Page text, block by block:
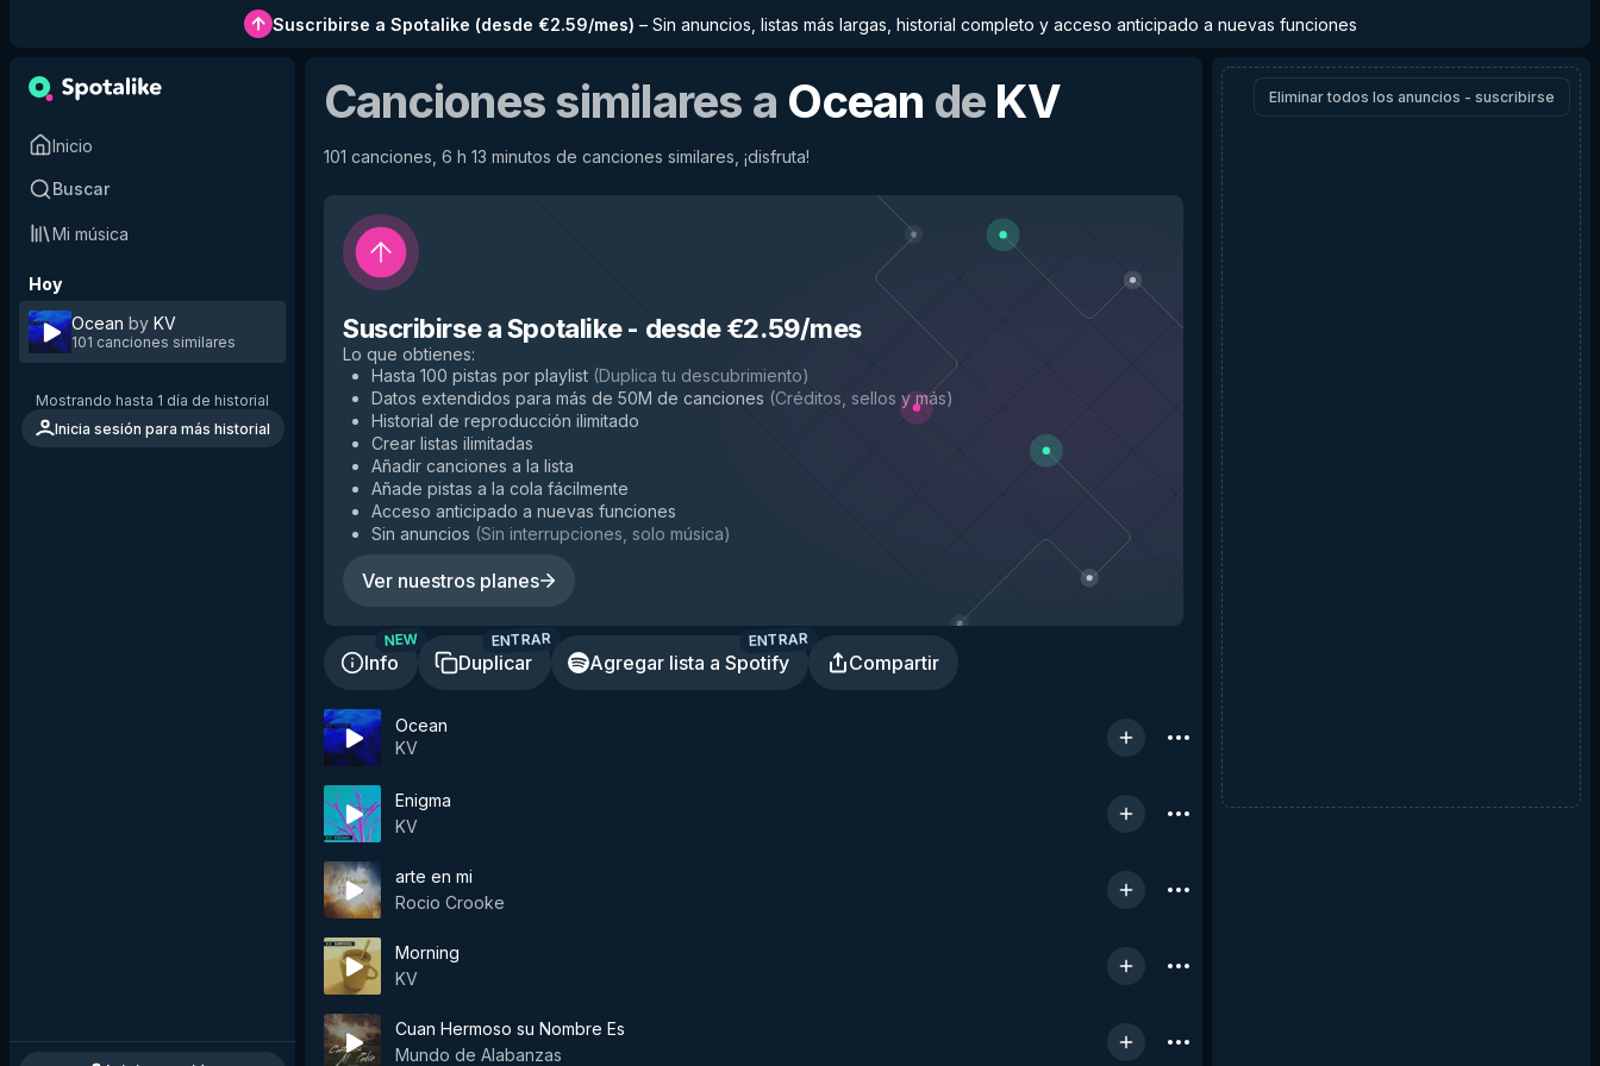
Suscribirse a Spotalike (desde €2.59/mes) – Sin anuncios, listas más largas, historial completo y acceso anticipado a nuevas funciones
Inicio
Buscar
Mi música
Hoy
Ocean by KV
101 canciones similares
Mostrando hasta 1 día de historial
Inicia sesión para más historial
Canciones similares a Ocean de KV
101 canciones, 6 h 13 minutos de canciones similares, ¡disfruta!
Suscribirse a Spotalike- desde €2.59/mes
Lo que obtienes:
Hasta 100 pistas por playlist (Duplica tu descubrimiento)
Datos extendidos para más de 50M de canciones (Créditos, sellos y más)
Historial de reproducción ilimitado
Crear listas ilimitadas
Añadir canciones a la lista
Añade pistas a la cola fácilmente
Acceso anticipado a nuevas funciones
Sin anuncios (Sin interrupciones, solo música)
Ver nuestros planes
Info
NEW
Duplicar
ENTRAR
Agregar lista a Spotify
ENTRAR
Compartir
Ocean
KV
Enigma
KV
arte en mi
Rocio Crooke
Morning
KV
Cuan Hermoso su Nombre Es
Mundo de Alabanzas
Eliminar todos los anuncios - suscribirse